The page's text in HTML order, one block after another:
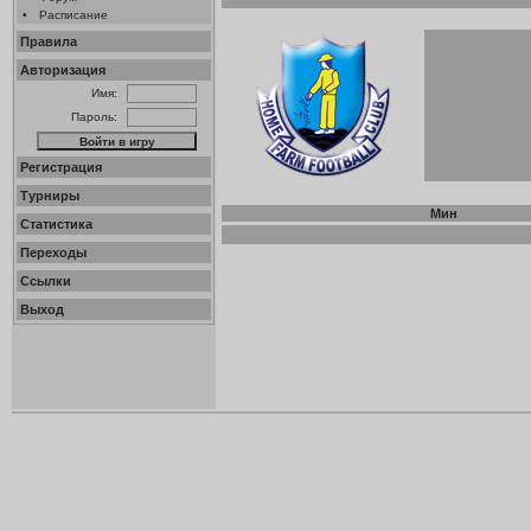
•
Расписание
Правила
Авторизация
Имя:
Пароль:
Регистрация
Турниры
Статистика
Переходы
Ссылки
Выход
Мин